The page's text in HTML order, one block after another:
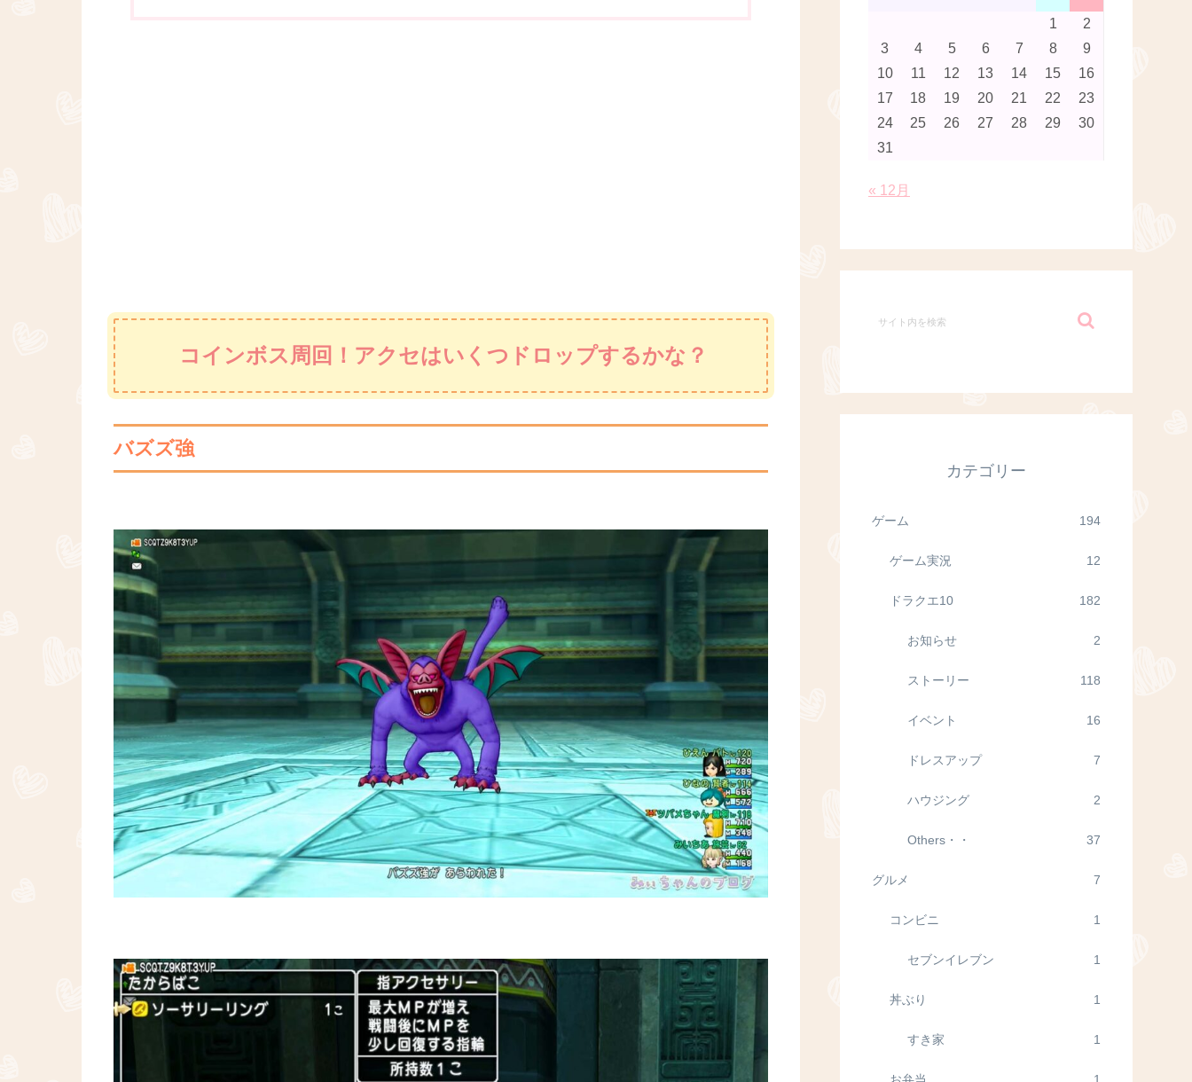
コインボス周回！アクセはいくつドロップするかな？
バズズ強
1
2
3
4 5 6 7 8
9
10
11 12 13 14 15
16
17
18 19 20 21 22
23
24
25 26 27 28 29
30
31
« 12月
カテゴリー
ゲーム 194
ゲーム実況 12
ドラクエ10 182
お知らせ 2
ストーリー 118
イベント 16
ドレスアップ 7
ハウジング 2
Others・・ 37
グルメ 7
コンビニ 1
セブンイレブン 1
丼ぶり 1
すき家 1
お弁当 1